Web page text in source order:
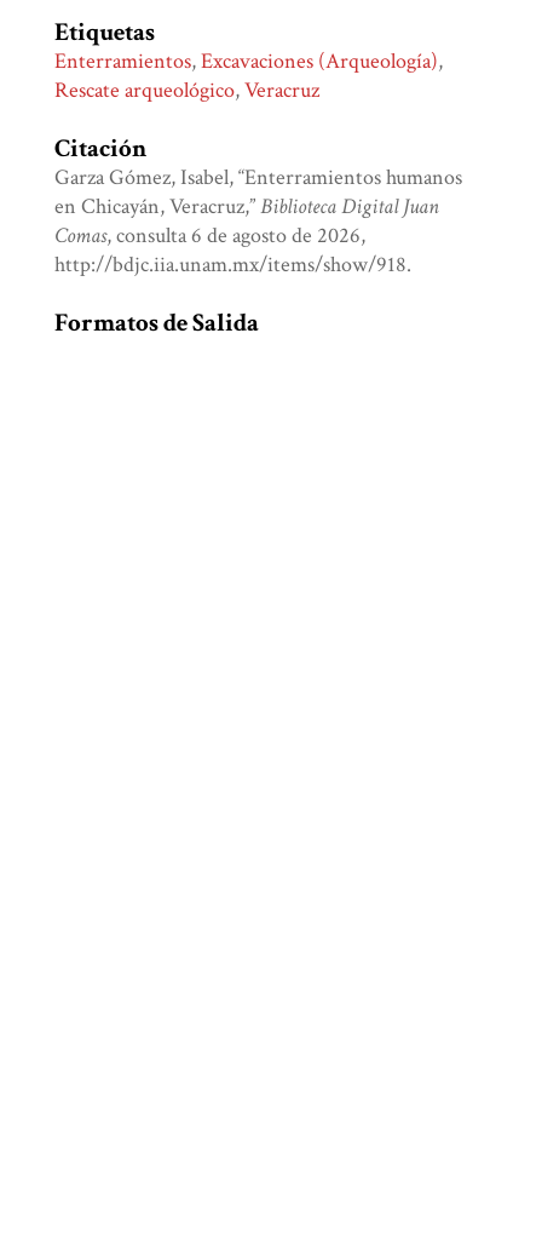
Etiquetas
Enterramientos,Excavaciones (Arqueología),
Rescate arqueológico,Veracruz
Citación
Garza Gómez, Isabel, “Enterramientos humanos
en Chicayán, Veracruz,”Biblioteca Digital Juan
Comas, consulta 6 de agosto de 2026,
http://bdjc.iia.unam.mx/items/show/918.
Formatos de Salida